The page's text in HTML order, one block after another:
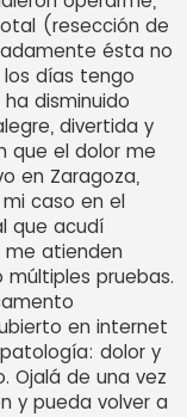
(resección de
ésta no
días tengo
disminuido
divertida y
que el dolor me
en Zaragoza,
caso en el
que acudí
me atienden
pruebas.
en internet
dolor y
Ojalá de una vez
y pueda volver a